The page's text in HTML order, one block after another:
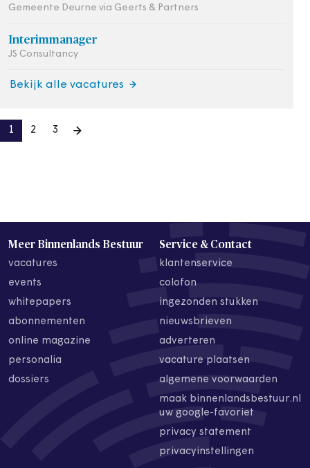
Gemeente Deurne via Geerts & Partners
Interimmanager
JS Consultancy
Bekijk alle vacatures
1 2 3
Meer Binnenlands Bestuur
vacatures
events
whitepapers
abonnementen
online magazine
personalia
dossiers
Service & Contact
klantenservice
colofon
ingezonden stukken
nieuwsbrieven
adverteren
vacature plaatsen
algemene voorwaarden
maak binnenlandsbestuur.nl
uw google-favoriet
privacy statement
privacyinstellingen